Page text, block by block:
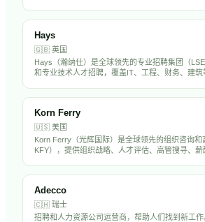
Hays
🇬🇧 英国
Hays（瀚纳仕）是全球领先的专业招聘集团（
和专业技术人才招聘，覆盖IT、工程、财务、建筑
Korn Ferry
🇺🇸 美国
Korn Ferry（光辉国际）是全球领先的组织咨询和
KFY），提供组织战略、人才评估、高管搜寻、薪
Adecco
🇨🇭 瑞士
招聘和人力资源公司运营商，帮助人们找到新工